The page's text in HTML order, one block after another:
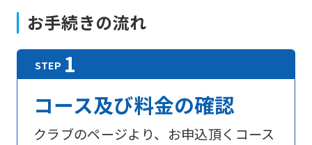
お手続きの流れ
コース及び料金の確認
クラブのページより、お申込頂くコース